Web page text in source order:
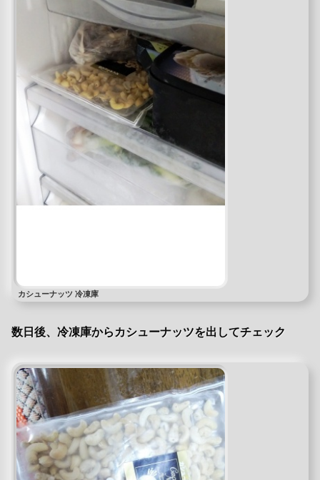
カシューナッツ 冷凍庫
数日後、冷凍庫からカシューナッツを出してチェック